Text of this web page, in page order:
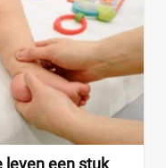
leven een stuk